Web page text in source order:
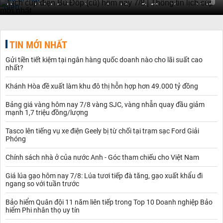
khu vực bị ảnh hưởng và nguyên nhân mất điện, giúp người dân
và doanh nghiệp chủ động sắp xếp công việc, sinh hoạt hàng
Chủ đề “Lịch cúp điện Bù Đốp (cũ)” cập nhật thông tin chi tiết về
trước thời điểm sáp nhập hành chính. Người dân, hộ kinh doanh
lên kế hoạch sinh hoạt, lao động, sản xuất phù hợp.
Thông tin được cập nhật trong chuyên mục bao gồm:
Thời gian cúp điện: Chi tiết ngày, giờ bắt đầu và kết thúc tạm
ngưng cung cấp điện ở từng khu vực cụ thể.
Khu vực ảnh hưởng: Danh sách các xã, ấp, khu dân cư hoặc
tuyến đường nằm trong phạm vi bị gián đoạn điện.
Nguyên nhân mất điện: Có thể do bảo trì lưới điện, nâng cấp trạm
biến áp, xử lý sự cố kỹ thuật hoặc điều tiết phụ tải theo kế hoạch
Hướng dẫn đối phó: Gợi ý các phương án chuẩn bị như sạc thiết
bị, lưu trữ thực phẩm, sử dụng nguồn điện dự phòng nhằm giảm
thiểu tác động tiêu cực trong thời gian cúp điện.
Thông qua việc theo dõi lịch cúp điện Bù Đốp (cũ), người dân có
thể yên tâm lên kế hoạch làm việc và sinh hoạt một cách hợp lý,
TIN MỚI NHẤT
Gửi tiền tiết kiệm tại ngân hàng quốc doanh nào cho lãi suất cao
nhất?
Khánh Hòa đề xuất làm khu đô thị hỗn hợp hơn 49.000 tỷ đồng
Bảng giá vàng hôm nay 7/8 vàng SJC, vàng nhẫn quay đầu giảm
mạnh 1,7 triệu đồng/lượng
Tasco lên tiếng vụ xe điện Geely bị từ chối tại trạm sạc Ford Giải
Phóng
Chính sách nhà ở của nước Anh - Góc tham chiếu cho Việt Nam
Giá lúa gạo hôm nay 7/8: Lúa tươi tiếp đà tăng, gạo xuất khẩu đi
ngang so với tuần trước
Bảo hiểm Quân đội 11 năm liên tiếp trong Top 10 Doanh nghiệp Bảo
hiểm Phi nhân thọ uy tín